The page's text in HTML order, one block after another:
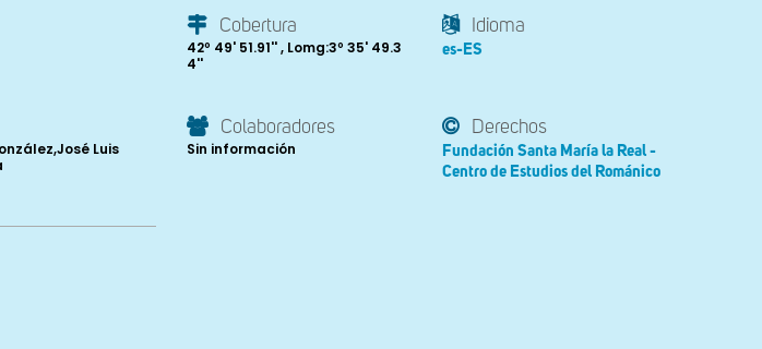
Cobertura
42º 49' 51.91'' , Lomg:3º 35' 49.3
4''
Idioma
es-ES
Luis
Colaboradores
Sin información
Derechos
Fundación Santa María la Real -
Centro de Estudios del Románico